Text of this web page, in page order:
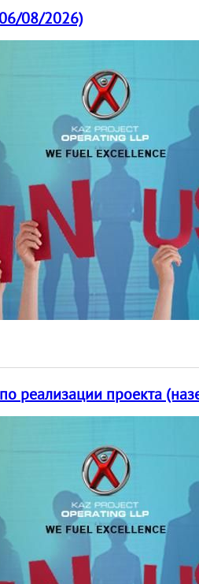
08/2026)
реализации проекта